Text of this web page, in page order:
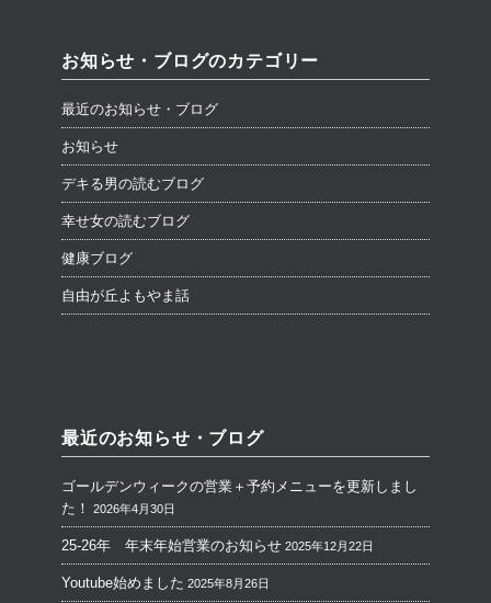
お知らせ・ブログのカテゴリー
最近のお知らせ・ブログ
お知らせ
デキる男の読むブログ
幸せ女の読むブログ
健康ブログ
自由が丘よもやま話
最近のお知らせ・ブログ
ゴールデンウィークの営業＋予約メニューを更新しまし
た！
2026年4月30日
25-26年 年末年始営業のお知らせ 2025年12月22日
Youtube始めました 2025年8月26日